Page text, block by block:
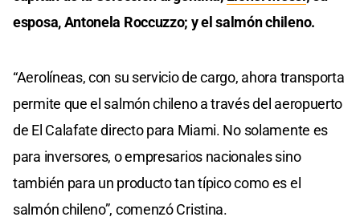
esposa, Antonela Roccuzzo; y el salmón chileno.
“Aerolíneas, con su servicio de cargo, ahora transporta
permite que el salmón chileno a través del aeropuerto
de El Calafate directo para Miami. No solamente es
para inversores, o empresarios nacionales sino
también para un producto tan típico como es el
salmón chileno”, comenzó Cristina.